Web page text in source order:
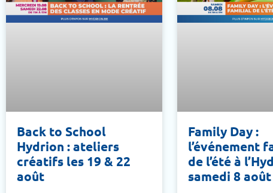
Back to School
Hydrion : ateliers
créatifs les 19 & 22
août
Family Day :
l’événement
de l’été à
samedi 8 août